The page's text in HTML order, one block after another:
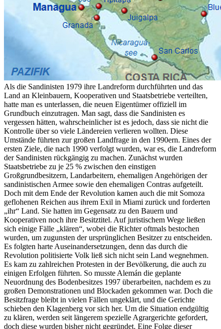
Als die Sandinisten 1979 ihre Landreform durchführten und das
Land an Kleinbauern, Kooperativen und Staatsbetriebe verteilten,
hatte man es unterlassen, die neuen Eigentümer offiziell im
Grundbuch einzutragen. Man sagt, dass die Sandinisten es
vergessen hätten, wahrscheinlicher ist es jedoch, dass sie nicht die
Kontrolle über so viele Ländereien verlieren wollten. Diese
Umstände führten zur großen Landfrage in den 1990ern. Eines der
ersten Ziele, die nach 1990 verfolgt wurden, war es, die Landreform
der Sandinisten rückgängig zu machen. Zunächst wurden
Staatsbetriebe zu je 25 % zwischen den einstigen
Großgrundbesitzern, Landarbeitern, ehemaligen Angehörigen der
sandinistischen Armee sowie den ehemaligen Contras aufgeteilt.
Doch mit dem Ende der Revolution kamen auch die mit Somoza
geflohenen Reichen aus ihrem Exil in Miami zurück und forderten
„ihr“ Land. Sie hatten im Gegensatz zu den Bauern und
Kooperativen noch ihre Besitztitel. Auf juristischem Wege ließen
sich einige Fälle „klären“, wobei die Richter oftmals bestochen
wurden, um zugunsten der ursprünglichen Besitzer zu entscheiden.
Es folgten harte Auseinandersetzungen, denn das durch die
Revolution politisierte Volk ließ sich nicht sein Land wegnehmen.
Es kam zu zahlreichen Protesten in der Bevölkerung, die auch zu
einigen Erfolgen führten. So musste Alemán die geplante
Neuordnung des Bodenbesitzes 1997 überarbeiten, nachdem es zu
großen Demonstrationen und Blockaden gekommen war. Doch die
Besitzfrage bleibt in vielen Fällen ungeklärt, und die Gerichte
schieben den Klagenberg vor sich her. Um die Situation endgültig
zu klären, werden seit längerem spezielle Agrargerichte gefordert,
doch diese wurden bisher nicht gegründet. Eine Folge dieser